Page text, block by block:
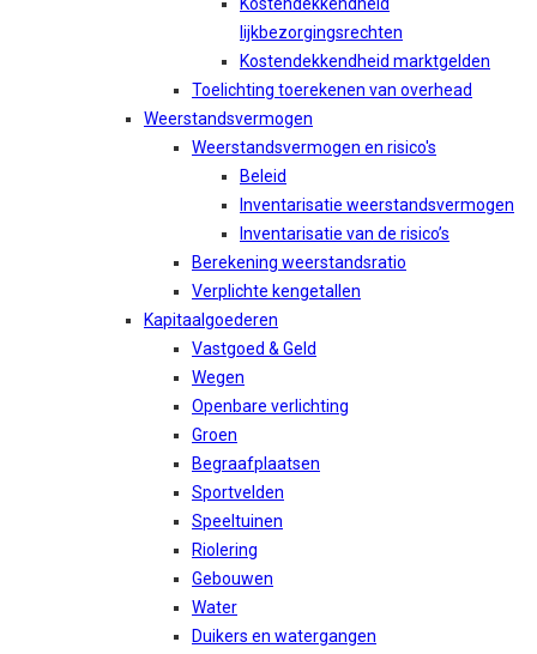
lijkbezorgingsrechten
Kostendekkendheid marktgelden
Toelichting toerekenen van overhead
Weerstandsvermogen
Weerstandsvermogen en risico's
Beleid
Inventarisatie weerstandsvermogen
Inventarisatie van de risico’s
Berekening weerstandsratio
Verplichte kengetallen
Kapitaalgoederen
Vastgoed & Geld
Wegen
Openbare verlichting
Groen
Begraafplaatsen
Sportvelden
Speeltuinen
Riolering
Gebouwen
Water
Duikers en watergangen